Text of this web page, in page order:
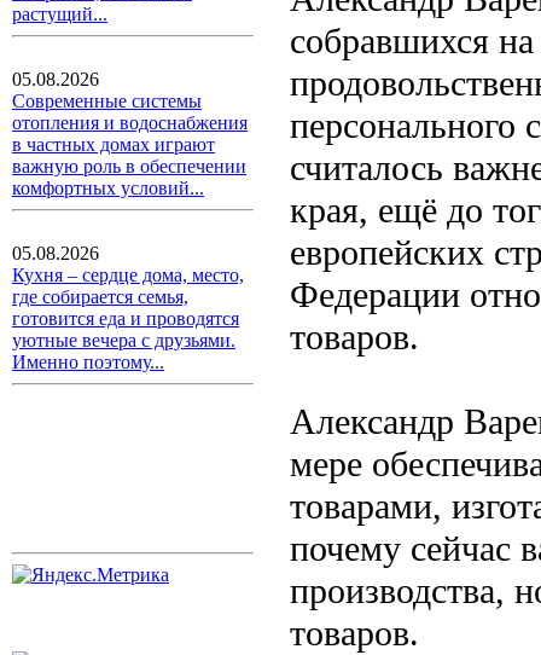
растущий...
05.08.2026
Современные системы
отопления и водоснабжения
в частных домах играют
важную роль в обеспечении
комфортных условий...
05.08.2026
Кухня – сердце дома, место,
где собирается семья,
готовится еда и проводятся
уютные вечера с друзьями.
Именно поэтому...
собравшихся
персонального
считалось
края, ещё до
европейских
Федерации
товаров.
Александр
мере
товарами,
почему сейчас
производства,
товаров.